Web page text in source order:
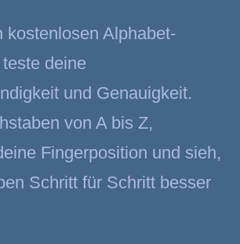
kostenlosen Alphabet-
deine
und Genauigkeit.
von A bis Z,
Fingerposition und sieh,
Schritt für Schritt besser